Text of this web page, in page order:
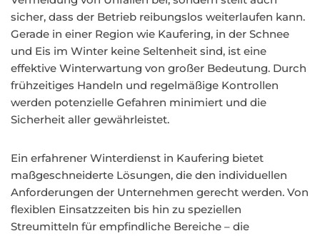
sicher, dass der Betrieb reibungslos weiterlaufen kann.
Gerade in einer Region wie Kaufering, in der Schnee
und Eis im Winter keine Seltenheit sind, ist eine
effektive Winterwartung von großer Bedeutung. Durch
frühzeitiges Handeln und regelmäßige Kontrollen
werden potenzielle Gefahren minimiert und die
Sicherheit aller gewährleistet.
Ein erfahrener Winterdienst in Kaufering bietet
maßgeschneiderte Lösungen, die den individuellen
Anforderungen der Unternehmen gerecht werden. Von
flexiblen Einsatzzeiten bis hin zu speziellen
Streumitteln für empfindliche Bereiche – die